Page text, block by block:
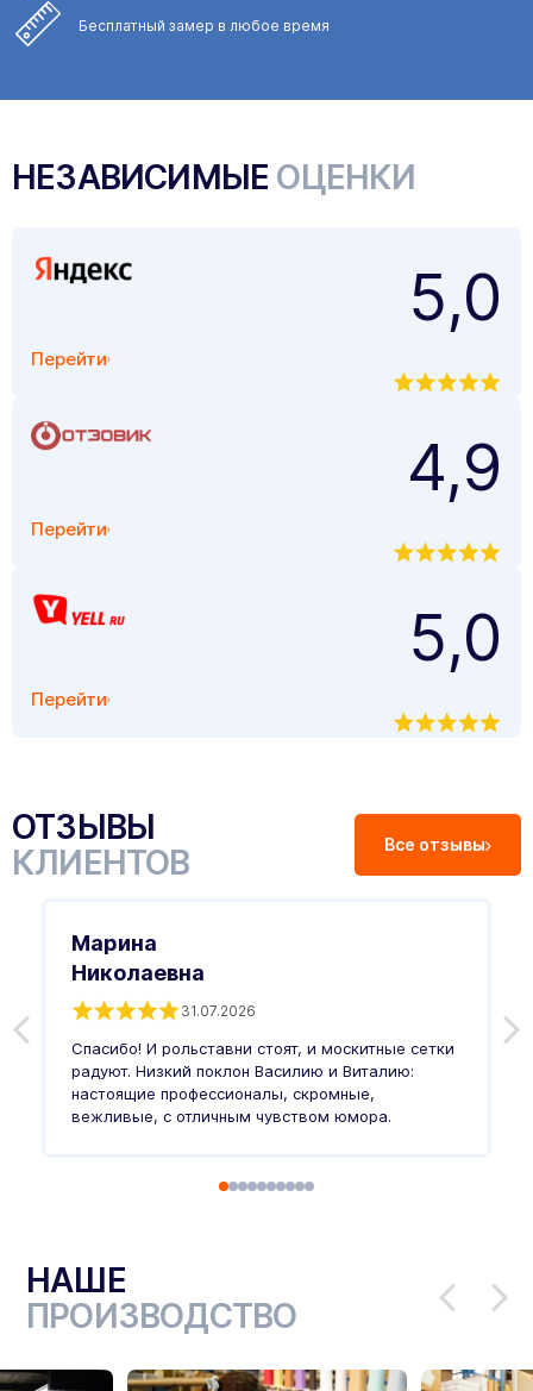
Бесплатный замер в любое время
НЕЗАВИСИМЫЕ ОЦЕНКИ
Перейти
5,0
Перейти
4,9
Перейти
5,0
ОТЗЫВЫ
КЛИЕНТОВ
Все отзывы
Марина
Николаевна
31.07.2026
Спасибо! И рольставни стоят, и москитные сетки
радуют. Низкий поклон Василию и Виталию:
настоящие профессионалы, скромные,
вежливые, с отличным чувством юмора.
НАШЕ
ПРОИЗВОДСТВО